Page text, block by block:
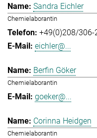
Sandra Eichler
Chemielaborantin
+49(0)208/306-
eichler@...
Berfin Göker
Chemielaborantin
goeker@...
Corinna Heidgen
Chemielaborantin